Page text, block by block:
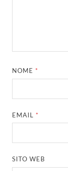
NOME *
EMAIL *
SITO WEB